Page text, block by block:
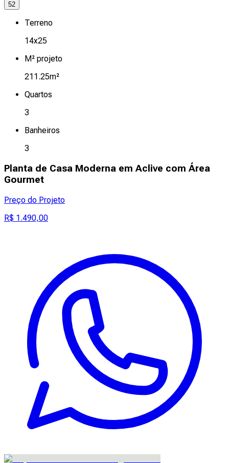
52
Terreno
14x25
M² projeto
211.25m²
Quartos
3
Banheiros
3
Planta de Casa Moderna em Aclive com Área
Gourmet
Preço do Projeto
R$ 1.490,00